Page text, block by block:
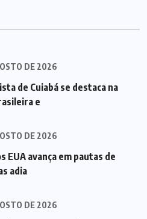
DE 2026
de Cuiabá se destaca na
e
DE 2026
EUA avança em pautas de
adia
DE 2026